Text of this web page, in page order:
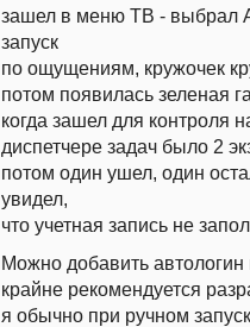
зашел в меню ТВ - выбрал
запуск
по ощущениям, кружочек
потом появилась зеленая
когда зашел для контроля
диспетчере задач было 2
потом один ушел, один
увидел,
что учетная запись не
Можно добавить автологин
крайне рекомендуется
я обычно при ручном